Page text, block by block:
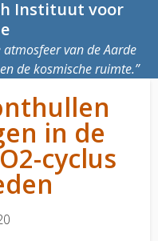
Instituut voor
atmosfeer van de Aarde
de kosmische ruimte.
in de
cyclus